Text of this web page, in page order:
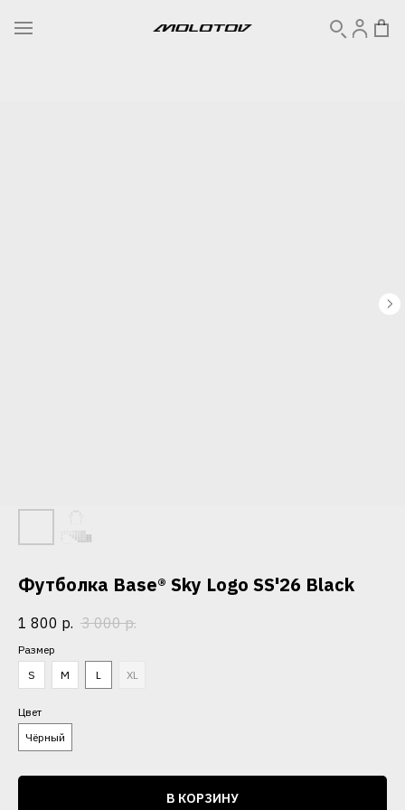
Футболка Base® Sky Logo SS'26 Black
1 800 р. 3 000 р.
Размер
S
M L XL
Цвет
Чёрный
В КОРЗИНУ